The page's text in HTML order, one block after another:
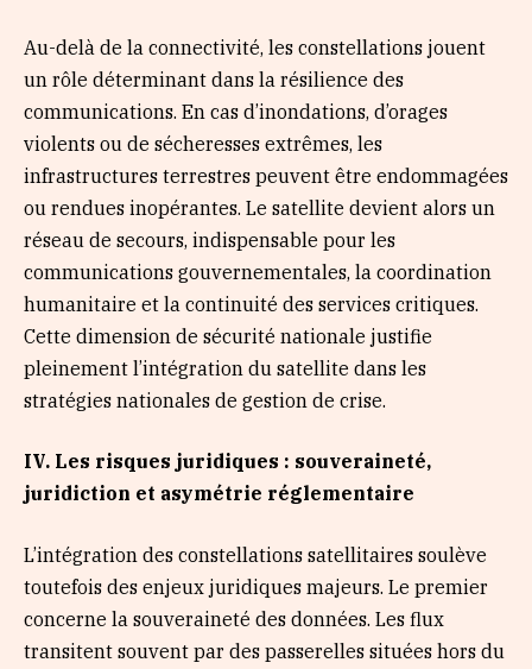
Au-delà de la connectivité, les constellations jouent
un rôle déterminant dans la résilience des
communications. En cas d’inondations, d’orages
violents ou de sécheresses extrêmes, les
infrastructures terrestres peuvent être endommagées
ou rendues inopérantes. Le satellite devient alors un
réseau de secours, indispensable pour les
communications gouvernementales, la coordination
humanitaire et la continuité des services critiques.
Cette dimension de sécurité nationale justifie
pleinement l’intégration du satellite dans les
stratégies nationales de gestion de crise.
IV. Les risques juridiques : souveraineté,
juridiction et asymétrie réglementaire
L’intégration des constellations satellitaires soulève
toutefois des enjeux juridiques majeurs. Le premier
concerne la souveraineté des données. Les flux
transitent souvent par des passerelles situées hors du